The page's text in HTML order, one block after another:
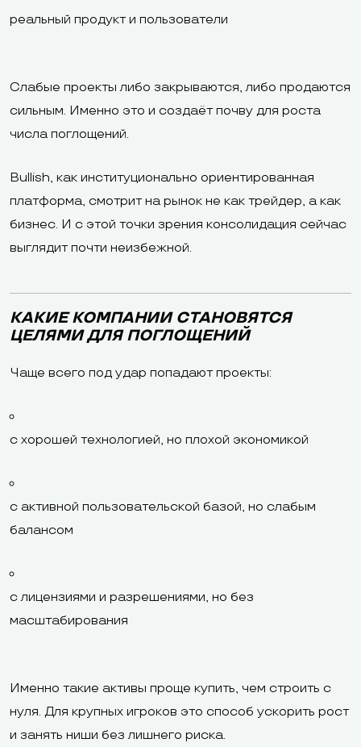
реальный продукт и пользователи
Слабые проекты либо закрываются, либо продаются
сильным. Именно это и создаёт почву для роста
числа поглощений.
Bullish, как институционально ориентированная
платформа, смотрит на рынок не как трейдер, а как
бизнес. И с этой точки зрения консолидация сейчас
выглядит почти неизбежной.
КАКИЕ КОМПАНИИ СТАНОВЯТСЯ
ЦЕЛЯМИ ДЛЯ ПОГЛОЩЕНИЙ
Чаще всего под удар попадают проекты:
с хорошей технологией, но плохой экономикой
с активной пользовательской базой, но слабым
балансом
с лицензиями и разрешениями, но без
масштабирования
Именно такие активы проще купить, чем строить с
нуля. Для крупных игроков это способ ускорить рост
и занять ниши без лишнего риска.